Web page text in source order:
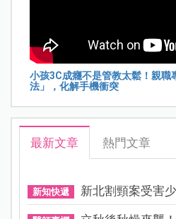
小孩3C成癮不是管教太鬆！親職
法」，化解手機衝突
最新文章 熱門文章
新知快遞 新北割頸案受害